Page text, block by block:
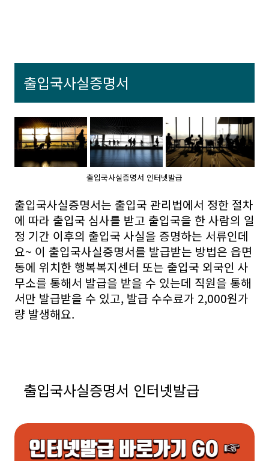
출입국사실증명서
출입국사실증명서 인터넷발급
출입국사실증명서는 출입국 관리법에서 정한 절차
에 따라 출입국 심사를 받고 출입국을 한 사람의 일
정 기간 이후의 출입국 사실을 증명하는 서류인데
요~ 이 출입국사실증명서를 발급받는 방법은 읍면
동에 위치한 행복복지센터 또는 출입국 외국인 사
무소를 통해서 발급을 받을 수 있는데 직원을 통해
서만 발급받을 수 있고, 발급 수수료가 2,000원가
량 발생해요.
출입국사실증명서 인터넷발급